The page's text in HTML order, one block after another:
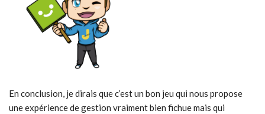
En conclusion, je dirais que c’est un bon jeu qui nous propose
une expérience de gestion vraiment bien fichue mais qui